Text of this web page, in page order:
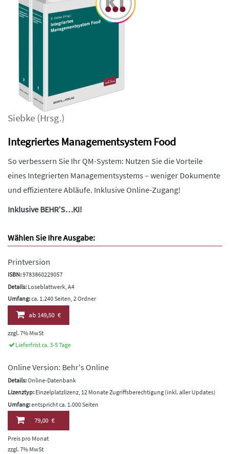
Siebke (Hrsg.)
Integriertes Managementsystem Food
So verbessern Sie Ihr QM-System: Nutzen Sie die Vorteile
eines Integrierten Managementsystems – weniger Dokumente
und effizientere Abläufe. Inklusive Online-Zugang!
Inklusive BEHR’S…KI!
Wählen Sie Ihre Ausgabe:
Printversion
ISBN:9783860229057
Details: Loseblattwerk, A4
Umfang:ca. 1.240 Seiten, 2 Ordner
ab149,50 €
zzgl. 7% MwSt
Lieferfrist ca. 3-5 Tage
Online Version: Behr's Online
Details:Online-Datenbank
Lizenztyp: Einzelplatzlizenz, 12 Monate Zugriffsberechtigung (inkl. aller Updates)
Umfang:entspricht ca. 1.000 Seiten
79,00 €
Preis pro Monat
zzgl. 7% MwSt